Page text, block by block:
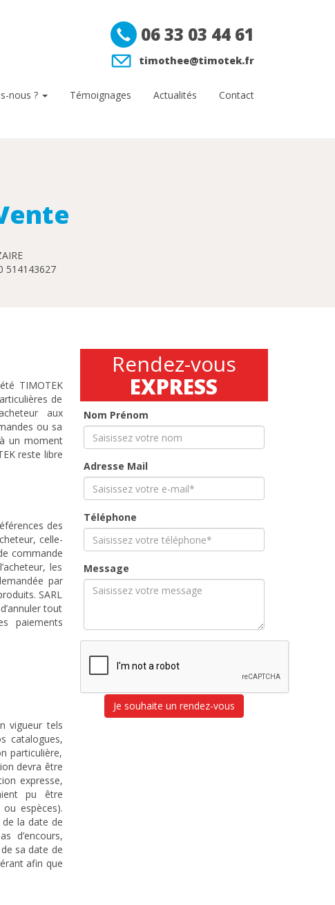
06 33 03 44 61
timothee@timotek.fr
nous ? Témoignages Actualités Contact
514143627
TIMOTEK
de
aux
ou sa
un moment
reste libre
des
celle-
commande
les
par
SARL
tout
paiements
vigueur tels
catalogues,
particulière,
devra être
expresse,
pu être
espèces).
la date de
d’encours,
sa date de
afin que
Rendez-vous
EXPRESS
Nom Prénom
Adresse Mail
Téléphone
Message
Je souhaite un rendez-vous